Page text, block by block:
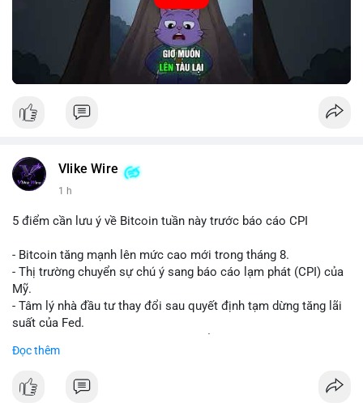
Vlike Wire
1 h
5 điểm cần lưu ý về Bitcoin tuần này trước báo cáo CPI
- Bitcoin tăng mạnh lên mức cao mới trong tháng 8.
- Thị trường chuyển sự chú ý sang báo cáo lạm phát (CPI) của
Mỹ.
- Tâm lý nhà đầu tư thay đổi sau quyết định tạm dừng tăng lãi
suất của Fed.
theo.
#bitcoin #btc #cryptonews
Đọc thêm